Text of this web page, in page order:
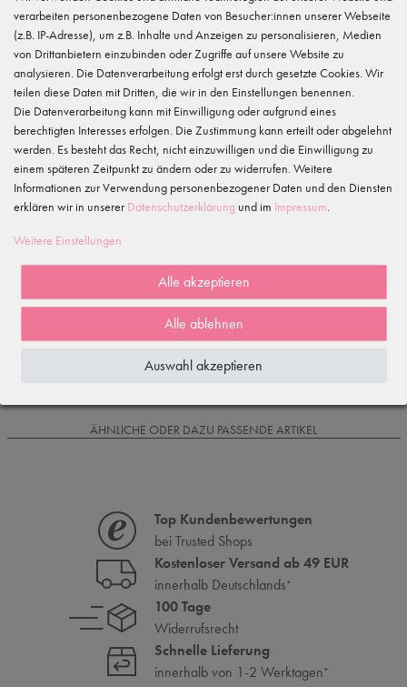
tanzmuster
Gewerbeparkring 2, 15299 Müllrose, Deutschland
service@tanzmuster.de
Merkmale
Kundenrezensionen()
5
4
1
Rezensionen werden geladen...
ÄHNLICHE ODER DAZU PASSENDE ARTIKEL
Top Kundenbewertungen
bei Trusted Shops
Kostenloser Versand ab 49 EUR
innerhalb Deutschlands*
100 Tage
Widerrufsrecht
Schnelle Lieferung
innerhalb von 1-2 Werktagen*
verarbeiten personenbezogene Daten von Besucher:innen unserer Webseite
(z.B. IP-Adresse), um z.B. Inhalte und Anzeigen zu personalisieren, Medien
von Drittanbietern einzubinden oder Zugriffe auf unsere Website zu
analysieren. Die Datenverarbeitung erfolgt erst durch gesetzte Cookies. Wir
teilen diese Daten mit Dritten, die wir in den Einstellungen benennen.
Die Datenverarbeitung kann mit Einwilligung oder aufgrund eines
berechtigten Interesses erfolgen. Die Zustimmung kann erteilt oder abgelehnt
werden. Es besteht das Recht, nicht einzuwilligen und die Einwilligung zu
einem späteren Zeitpunkt zu ändern oder zu widerrufen. Weitere
Informationen zur Verwendung personenbezogener Daten und den Diensten
erklären wir in unserer Daten­schutz­erklärung und im Impressum
Weitere Einstellungen
Alle akzeptieren
Alle ablehnen
Auswahl akzeptieren